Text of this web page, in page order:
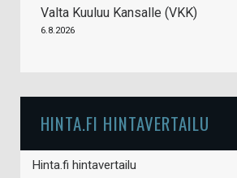
Valta Kuuluu Kansalle (VKK)
6.8.2026
HINTA.FI HINTAVERTAILU
Hinta.fi hintavertailu